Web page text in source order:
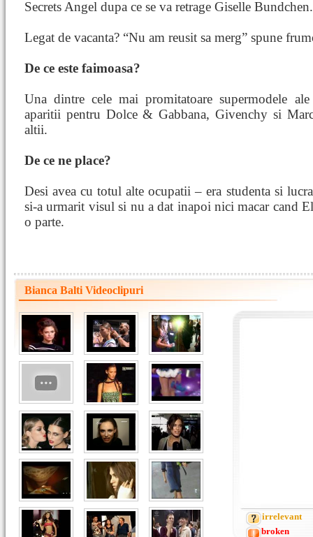
Secrets Angel dupa ce se va retrage Giselle Bundchen.
Legat de vacanta? “Nu am reusit sa merg” spune
De ce este faimoasa?
Una dintre cele mai promitatoare supermodele
aparitii pentru Dolce & Gabbana, Givenchy si
altii.
De ce ne place?
Desi avea cu totul alte ocupatii – era studenta si
si-a urmarit visul si nu a dat inapoi nici macar cand
o parte.
Bianca Balti Videoclipuri
irrelevant
broken